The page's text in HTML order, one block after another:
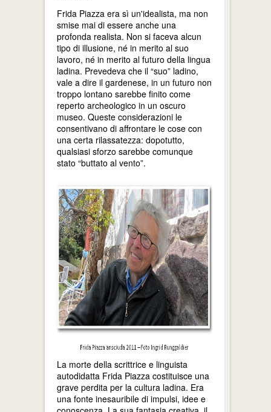
Frida Piazza era sì un'idealista, ma non
smise mai di essere anche una
profonda realista. Non si faceva alcun
tipo di illusione, né in merito al suo
lavoro, né in merito al futuro della lingua
ladina. Prevedeva che il “suo” ladino,
vale a dire il gardenese, in un futuro non
troppo lontano sarebbe finito come
reperto archeologico in un oscuro
museo. Queste considerazioni le
consentivano di affrontare le cose con
una certa rilassatezza: dopotutto,
qualsiasi sforzo sarebbe comunque
stato “buttato al vento”.
La morte della scrittrice e linguista
autodidatta Frida Piazza costituisce una
grave perdita per la cultura ladina. Era
una fonte inesauribile di impulsi, idee e